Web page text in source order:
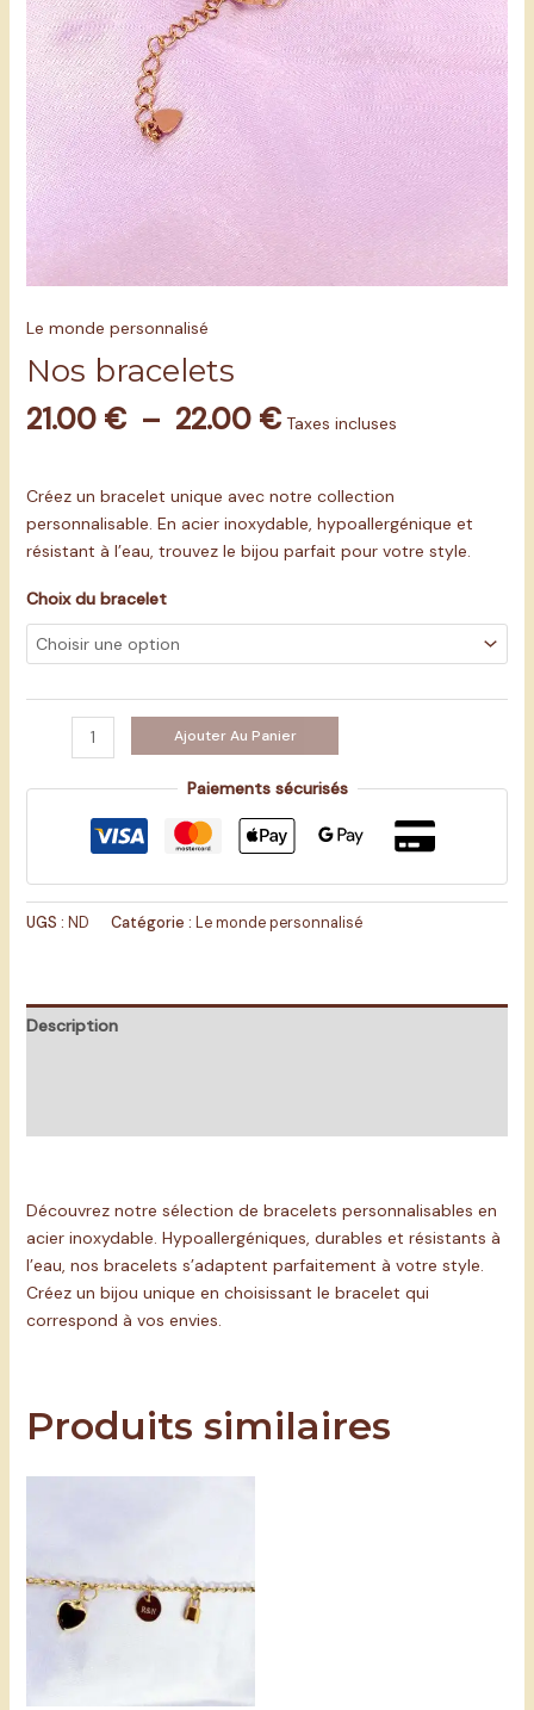
Le monde personnalisé
Nos bracelets
21.00 € – 22.00 € Taxes incluses
Créez un bracelet unique avec notre collection
personnalisable. En acier inoxydable, hypoallergénique et
résistant à l’eau, trouvez le bijou parfait pour votre style.
Choix du bracelet
Ajouter Au Panier
Paiements sécurisés
UGS : ND Catégorie : Le monde personnalisé
Description
Découvrez notre sélection de bracelets personnalisables en
acier inoxydable. Hypoallergéniques, durables et résistants à
l’eau, nos bracelets s’adaptent parfaitement à votre style.
Créez un bijou unique en choisissant le bracelet qui
correspond à vos envies.
Produits similaires
7.00 €